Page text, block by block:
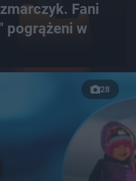
Fani
pogrążeni w
28